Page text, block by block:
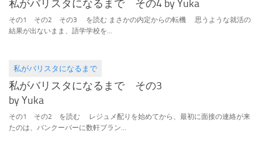
私がバリスタになるまで その4 by Yuka
その1 その2 その3 を読む まさかの内定からの転機 思うような就活の
結果が出ないまま、語学学校を...
私がバリスタになるまで
2016.08.05
私がバリスタになるまで その3
by Yuka
その1 その2 を読む レジュメ配りを始めてから、最初に面接の連絡が来
たのは、バンクーバーに数軒ブラン...